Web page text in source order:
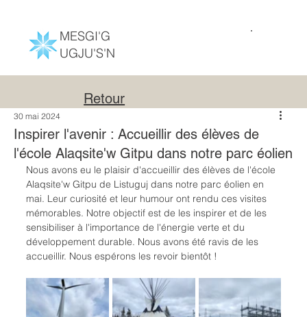
MESGI'G
UGJU'S'N
Retour
Inspirer l'avenir : Accueillir des élèves de
l'école Alaqsite'w Gitpu dans notre parc éolien
30 mai 2024
Nous avons eu le plaisir d'accueillir des élèves de l'école
Alaqsite'w Gitpu de Listuguj dans notre parc éolien en
mai. Leur curiosité et leur humour ont rendu ces visites
mémorables. Notre objectif est de les inspirer et de les
sensibiliser à l'importance de l'énergie verte et du
développement durable. Nous avons été ravis de les
accueillir. Nous espérons les revoir bientôt !